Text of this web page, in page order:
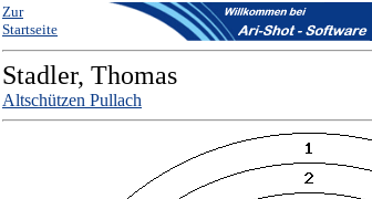
Zur
Startseite
Stadler, Thomas
Altschützen Pullach